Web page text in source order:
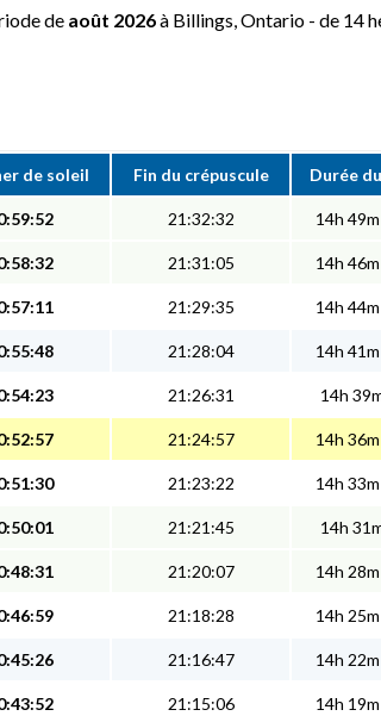
de août 2026à Billings, Ontario - de 14
de soleil Fin du crépuscule Durée
21:32:32 14h
21:31:05 14h
21:29:35 14h
21:28:04 14h
21:26:31 14h
21:24:57 14h
21:23:22 14h
21:21:45 14h
21:20:07 14h
21:18:28 14h
21:16:47 14h
21:15:06 14h